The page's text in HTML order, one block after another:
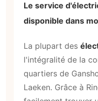
Le service
disponible dans
La plupart des
l'intégralité de la
quartiers de
Laeken. Grâce à